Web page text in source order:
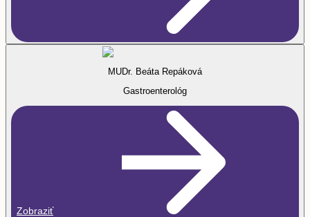
MUDr. Beáta Repáková
Gastroenterológ
Zobraziť